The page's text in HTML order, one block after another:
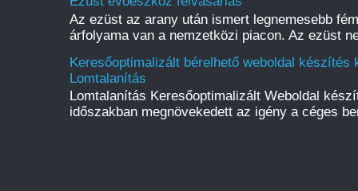
Az ezüst az arany után ismert legnemesebb
árfolyama van a nemzetközi piacon. Az ezüst
Keresőoptimalizált bérelhető weboldal készítés
Lomtalanítás
Lomtalanítás Keresőoptimalizált Weboldal
időszakban megnövekedett az igény a céges